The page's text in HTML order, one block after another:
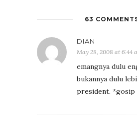
63
DIAN
May 28, 2008 at 6:44
emangnya dulu
bukannya dulu
president. *gosip